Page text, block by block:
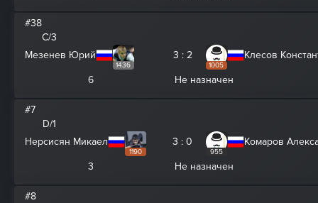
#38
C/3
Мезенев Юрий
1436
3 : 2
1005
Клесов
6 Не назначен
#7
D/1
Нерсисян Микаел
1190
3 : 0
955
Комаров
3 Не назначен
#8